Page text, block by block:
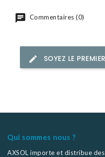
Commentaires (0)
SOYEZ LE
Qui sommes nous ?
AXSOL importe et distribue